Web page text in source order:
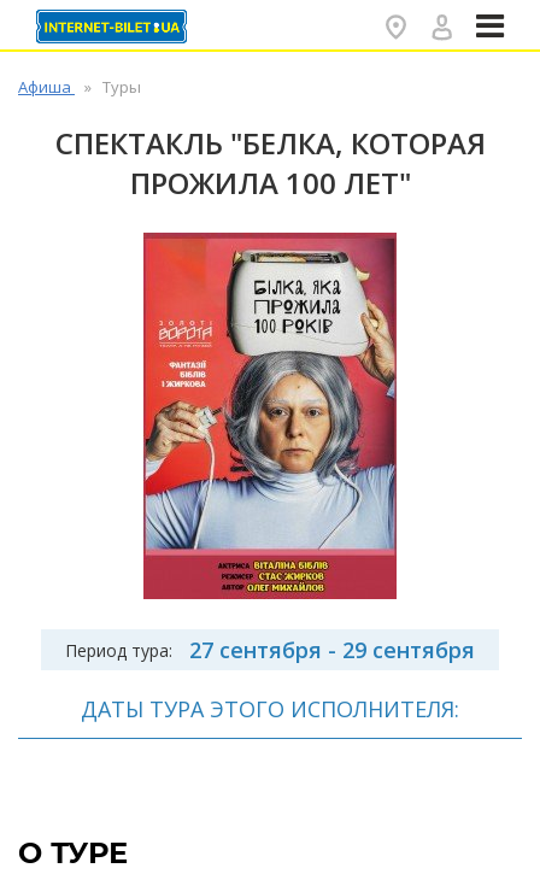
Афиша Туры
СПЕКТАКЛЬ "БЕЛКА, КОТОРАЯ
ПРОЖИЛА 100 ЛЕТ"
Период тура: 27 сентября - 29 сентября
ДАТЫ ТУРА ЭТОГО ИСПОЛНИТЕЛЯ:
О ТУРЕ